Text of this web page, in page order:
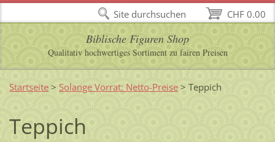
Biblische Figuren Shop
Qualitativ hochwertiges Sortiment zu fairen Preisen
Startseite > Solange Vorrat: Netto-Preise > Teppich
Teppich
CHF 0.00
Site durchsuchen